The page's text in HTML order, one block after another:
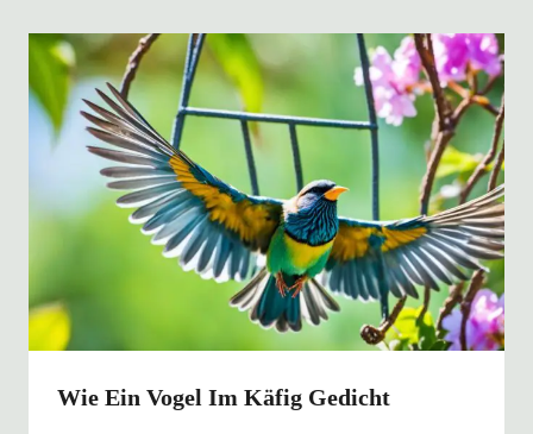
Wie Ein Vogel Im Käfig Gedicht